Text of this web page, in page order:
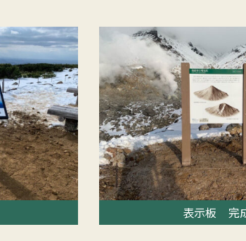
表示板 完
採用情報
お問い合わせ